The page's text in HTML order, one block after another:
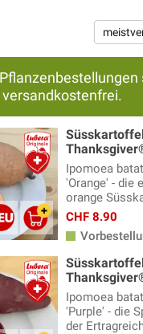
versandkostenfrei.
Ipomoea
'Orange' - die
orange
CHF 8.90
Ipomoea
'Purple' - die
der